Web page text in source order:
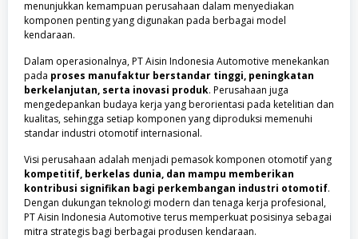
menunjukkan kemampuan perusahaan dalam menyediakan
komponen penting yang digunakan pada berbagai model
kendaraan.
Dalam operasionalnya, PT Aisin Indonesia Automotive menekankan
pada proses manufaktur berstandar tinggi, peningkatan
berkelanjutan, serta inovasi produk. Perusahaan juga
mengedepankan budaya kerja yang berorientasi pada ketelitian dan
kualitas, sehingga setiap komponen yang diproduksi memenuhi
standar industri otomotif internasional.
Visi perusahaan adalah menjadi pemasok komponen otomotif yang
kompetitif, berkelas dunia, dan mampu memberikan
kontribusi signifikan bagi perkembangan industri otomotif.
Dengan dukungan teknologi modern dan tenaga kerja profesional,
PT Aisin Indonesia Automotive terus memperkuat posisinya sebagai
mitra strategis bagi berbagai produsen kendaraan.